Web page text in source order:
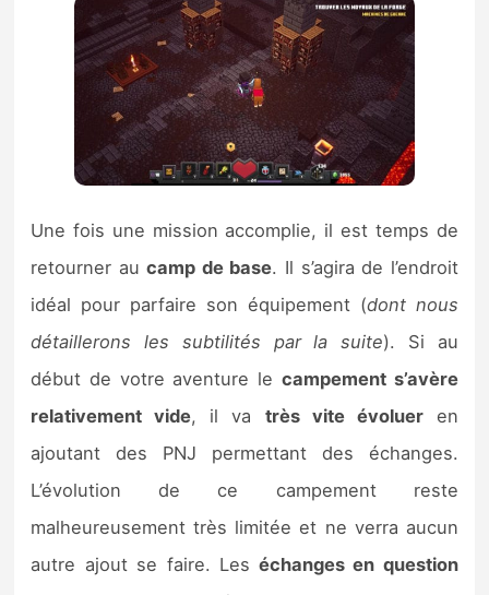
Une fois une mission accomplie, il est temps de
retourner aucamp de base. Il s’agira de l’endroit
idéal pour parfaire son équipement (dont nous
détaillerons les subtilités par la suite). Si au
début de votre aventure le campement s’avère
relativement vide, il va très vite évolueren
ajoutant des PNJ permettant des échanges.
L’évolution de ce campement reste
malheureusement très limitée et ne verra aucun
autre ajout se faire. Les échanges en question